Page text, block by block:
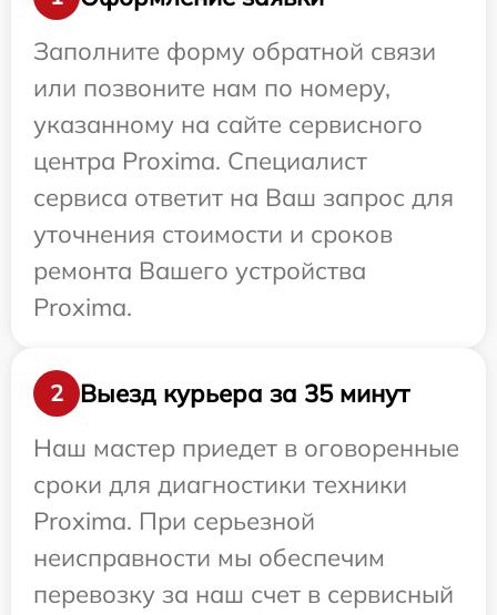
Заполните форму обратной связи
или позвоните нам по номеру,
указанному на сайте сервисного
центра Proxima. Специалист
сервиса ответит на Ваш запрос для
уточнения стоимости и сроков
ремонта Вашего устройства
Proxima.
2
Выезд курьера за 35 минут
Наш мастер приедет в оговоренные
сроки для диагностики техники
Proxima. При серьезной
неисправности мы обеспечим
перевозку за наш счет в сервисный